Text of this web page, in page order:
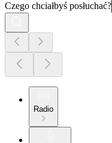
Czego chciałbyś posłuchać?
Radio